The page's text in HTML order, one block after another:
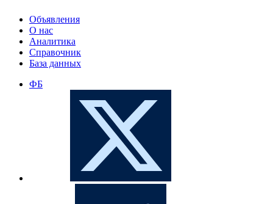
Объявления
О нас
Аналитика
Справочник
База данных
ФБ